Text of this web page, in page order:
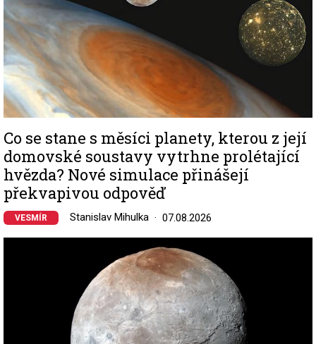
Co se stane s měsíci planety, kterou z její
domovské soustavy vytrhne prolétající
hvězda? Nové simulace přinášejí
překvapivou odpověď
VESMÍR Stanislav Mihulka 07.08.2026